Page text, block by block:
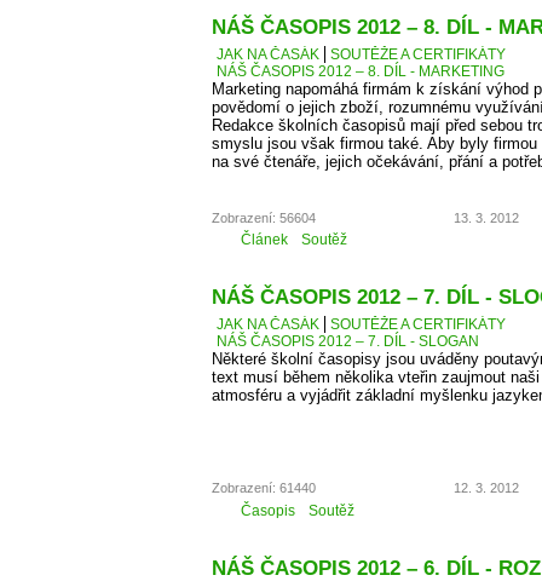
NÁŠ ČASOPIS 2012 – 8. DÍL -
JAK NA ČASÁK
SOUTĚŽE A CERTIFIKÁTY
NÁŠ ČASOPIS 2012 – 8. DÍL - MARKETING
Marketing napomáhá firmám k získání výhod
povědomí o jejich zboží, rozumnému
Redakce školních časopisů mají před sebou
smyslu jsou však firmou také. Aby byly
na své čtenáře, jejich očekávání, přání a
Zobrazení: 56604 13. 3. 2012
Článek Soutěž
NÁŠ ČASOPIS 2012 – 7. DÍL -
JAK NA ČASÁK
SOUTĚŽE A CERTIFIKÁTY
NÁŠ ČASOPIS 2012 – 7. DÍL - SLOGAN
Některé školní časopisy jsou uváděny
text musí během několika vteřin zaujmout
atmosféru a vyjádřit základní myšlenku
Zobrazení: 61440 12. 3. 2012
Časopis Soutěž
NÁŠ ČASOPIS 2012 – 6. DÍL -